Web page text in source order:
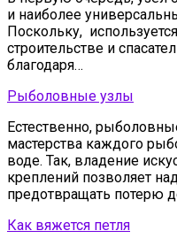
и наиболее
Поскольку,
строительстве и
благодаря…
Рыболовные узлы
Естественно,
мастерства каждого
воде. Так, владение
креплений позволяет
предотвращать потерю
Как вяжется петля